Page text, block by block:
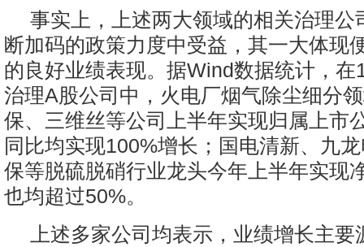
事实上，上述两大领域的相关治理公
断加码的政策力度中受益，其一大体现
的良好业绩表现。据Wind数据统计，在
治理A股公司中，火电厂烟气除尘细分
保、三维丝等公司上半年实现归属上市
同比均实现100%增长；国电清新、九
保等脱硫脱硝行业龙头今年上半年实现
也均超过50%。
上述多家公司均表示，业绩增长主